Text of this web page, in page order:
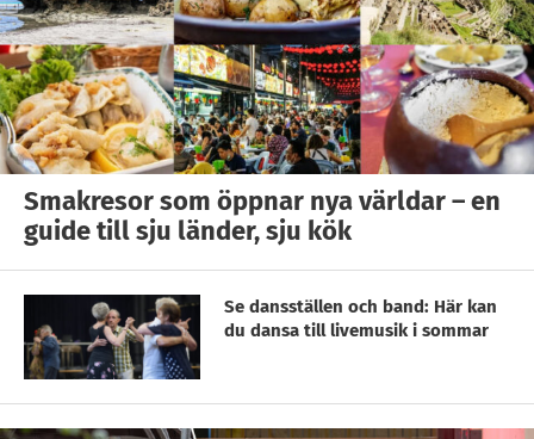
Smakresor som öppnar nya världar – en
guide till sju länder, sju kök
Se dansställen och band: Här kan
du dansa till livemusik i sommar